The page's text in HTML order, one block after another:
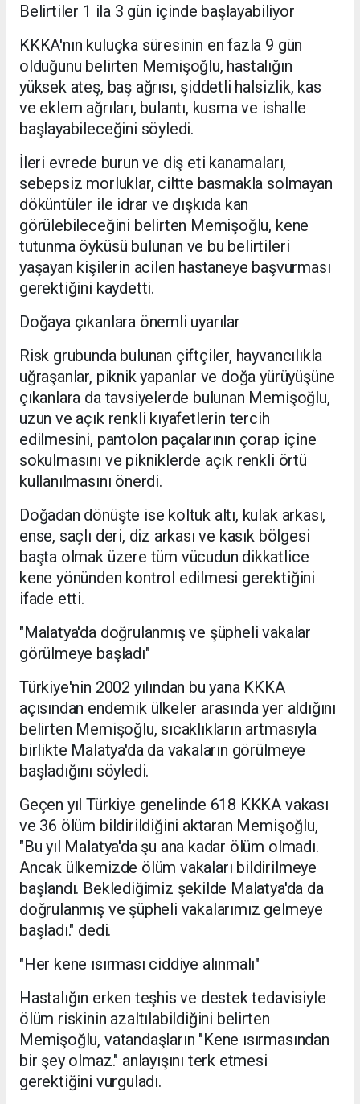
Belirtiler 1 ila 3 gün içinde başlayabiliyor
KKKA'nın kuluçka süresinin en fazla 9 gün
olduğunu belirten Memişoğlu, hastalığın
yüksek ateş, baş ağrısı, şiddetli halsizlik, kas
ve eklem ağrıları, bulantı, kusma ve ishalle
başlayabileceğini söyledi.
İleri evrede burun ve diş eti kanamaları,
sebepsiz morluklar, ciltte basmakla solmayan
döküntüler ile idrar ve dışkıda kan
görülebileceğini belirten Memişoğlu, kene
tutunma öyküsü bulunan ve bu belirtileri
yaşayan kişilerin acilen hastaneye başvurması
gerektiğini kaydetti.
Doğaya çıkanlara önemli uyarılar
Risk grubunda bulunan çiftçiler, hayvancılıkla
uğraşanlar, piknik yapanlar ve doğa yürüyüşüne
çıkanlara da tavsiyelerde bulunan Memişoğlu,
uzun ve açık renkli kıyafetlerin tercih
edilmesini, pantolon paçalarının çorap içine
sokulmasını ve pikniklerde açık renkli örtü
kullanılmasını önerdi.
Doğadan dönüşte ise koltuk altı, kulak arkası,
ense, saçlı deri, diz arkası ve kasık bölgesi
başta olmak üzere tüm vücudun dikkatlice
kene yönünden kontrol edilmesi gerektiğini
ifade etti.
"Malatya'da doğrulanmış ve şüpheli vakalar
görülmeye başladı"
Türkiye'nin 2002 yılından bu yana KKKA
açısından endemik ülkeler arasında yer aldığını
belirten Memişoğlu, sıcaklıkların artmasıyla
birlikte Malatya'da da vakaların görülmeye
başladığını söyledi.
Geçen yıl Türkiye genelinde 618 KKKA vakası
ve 36 ölüm bildirildiğini aktaran Memişoğlu,
"Bu yıl Malatya'da şu ana kadar ölüm olmadı.
Ancak ülkemizde ölüm vakaları bildirilmeye
başlandı. Beklediğimiz şekilde Malatya'da da
doğrulanmış ve şüpheli vakalarımız gelmeye
başladı." dedi.
"Her kene ısırması ciddiye alınmalı"
Hastalığın erken teşhis ve destek tedavisiyle
ölüm riskinin azaltılabildiğini belirten
Memişoğlu, vatandaşların "Kene ısırmasından
bir şey olmaz." anlayışını terk etmesi
gerektiğini vurguladı.